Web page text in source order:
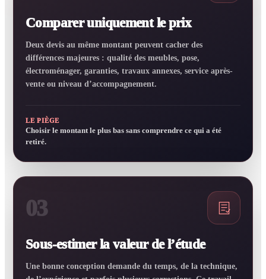
Comparer uniquement le prix
Deux devis au même montant peuvent cacher des
différences majeures : qualité des meubles, pose,
électroménager, garanties, travaux annexes, service après-
vente ou niveau d’accompagnement.
LE PIÈGE
Choisir le montant le plus bas sans comprendre ce qui a été
retiré.
03
Sous-estimer la valeur de l’étude
Une bonne conception demande du temps, de la technique,